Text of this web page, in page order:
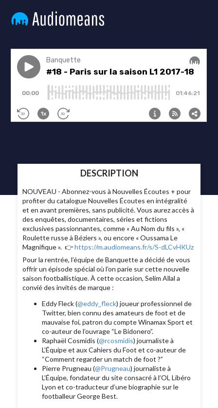
DESCRIPTION
NOUVEAU - Abonnez-vous à Nouvelles Écoutes + pour
profiter du catalogue Nouvelles Écoutes en intégralité
et en avant premières, sans publicité. Vous aurez accès à
des enquêtes, documentaires, séries et fictions
exclusives passionnantes, comme « Au Nom du fils », «
Roulette russe à Béziers », ou encore « Oussama Le
Magnifique ». 👉https://m.audiomeans.fr/s/S-dLCvHKUz
Pour la rentrée, l’équipe de Banquette a décidé de vous
offrir un épisode spécial où l’on parie sur cette nouvelle
saison footballistique. À cette occasion, Selim Allal a
convié des invités de marque :
Eddy Fleck (@eddy_fleck) joueur professionnel de
Twitter, bien connu des amateurs de foot et de
mauvaise foi, patron du compte Winamax Sport et
co-auteur de l’ouvrage “Le Bidonero”.
Raphaël Cosmidis (@rcosmidis) journaliste à
L’Équipe et aux Cahiers du Foot et co-auteur de
“Comment regarder un match de foot ?”
Pierre Prugneau (@Prugneau) journaliste à
L’Équipe, fondateur du site consacré à l’OL Libéro
Lyon et co-traducteur d’une biographie sur le
footballeur George Best.